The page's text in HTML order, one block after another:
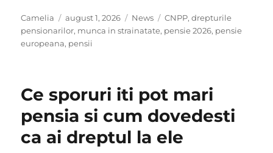
Author
Camelia
Posted
on
august 1, 2026 Categories
News Tags
CNPP,drepturile
pensionarilor, munca in strainatate, pensie 2026, pensie
europeana, pensii
Ce sporuri iti pot mari
pensia si cum dovedesti
ca ai dreptul la ele